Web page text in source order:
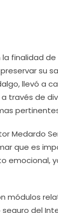
la finalidad
su
llevó a
través de
Medardo
que es
emocional,
módulos
del